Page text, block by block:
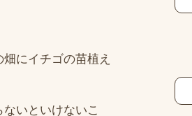
にイチゴの苗植え
いといけないこ